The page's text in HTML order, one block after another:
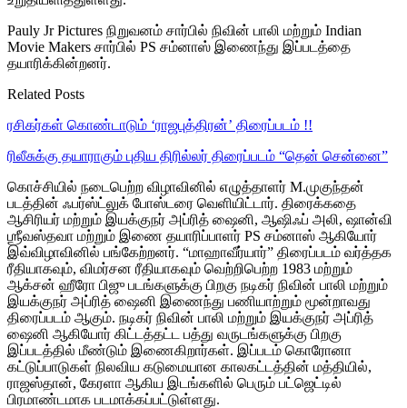
Pauly Jr Pictures நிறுவனம் சார்பில் நிவின் பாலி மற்றும் Indian
Movie Makers சார்பில் PS சம்னாஸ் இணைந்து இப்படத்தை
தயாரிக்கின்றனர்.
Related Posts
ரசிகர்கள் கொண்டாடும் ‘ராஜபுத்திரன்’ திரைப்படம் !!
ரிலீசுக்கு தயாராகும் புதிய திரில்லர் திரைப்படம் “தென் சென்னை”
கொச்சியில் நடைபெற்ற விழாவினில் எழுத்தாளர் M.முகுந்தன்
படத்தின் ஃபர்ஸ்ட்லுக் போஸ்டரை வெளியிட்டார். திரைக்கதை
ஆசிரியர் மற்றும் இயக்குநர் அப்ரித் ஷைனி, ஆஷிஃப் அலி, ஷான்வி
ஶ்ரீவஸ்தவா மற்றும் இணை தயாரிப்பாளர் PS சம்னாஸ் ஆகியோர்
இவ்விழாவினில் பங்கேற்றனர். “மாஹாவீர்யார்” திரைப்படம் வர்த்தக
ரீதியாகவும், விமர்சன ரீதியாகவும் வெற்றிபெற்ற 1983 மற்றும்
ஆக்சன் ஹீரோ பிஜு படங்களுக்கு பிறகு நடிகர் நிவின் பாலி மற்றும்
இயக்குநர் அப்ரித் ஷைனி இணைந்து பணியாற்றும் மூன்றாவது
திரைப்படம் ஆகும். நடிகர் நிவின் பாலி மற்றும் இயக்குநர் அப்ரித்
ஷைனி ஆகியோர் கிட்டத்தட்ட பத்து வருடங்களுக்கு பிறகு
இப்படத்தில் மீண்டும் இணைகிறார்கள். இப்படம் கொரோனா
கட்டுப்பாடுகள் நிலவிய கடுமையான காலகட்டத்தின் மத்தியில்,
ராஜஸ்தான், கேரளா ஆகிய இடங்களில் பெரும் பட்ஜெட்டில்
பிரமாண்டமாக படமாக்கப்பட்டுள்ளது.